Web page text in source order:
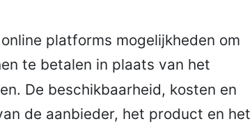
platforms mogelijkheden om
te betalen in plaats van het
De beschikbaarheid, kosten en
de aanbieder, het product en het